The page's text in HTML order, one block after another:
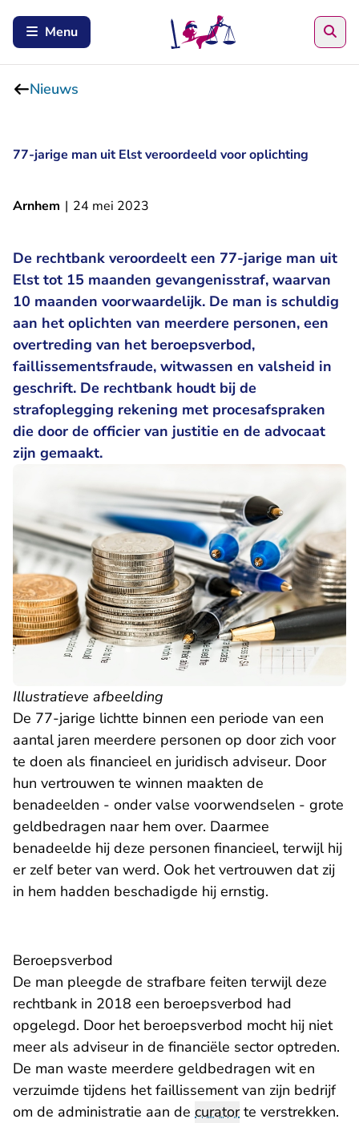
Menu
Nieuws
77-jarige man uit Elst veroordeeld voor oplichting
Arnhem | 24 mei 2023
De rechtbank veroordeelt een 77-jarige man uit
Elst tot 15 maanden gevangenisstraf, waarvan
10 maanden voorwaardelijk. De man is schuldig
aan het oplichten van meerdere personen, een
overtreding van het beroepsverbod,
faillissementsfraude, witwassen en valsheid in
geschrift. De rechtbank houdt bij de
strafoplegging rekening met procesafspraken
die door de officier van justitie en de advocaat
zijn gemaakt.
Illustratieve afbeelding
De 77-jarige lichtte binnen een periode van een
aantal jaren meerdere personen op door zich voor
te doen als financieel en juridisch adviseur. Door
hun vertrouwen te winnen maakten de
benadeelden - onder valse voorwendselen - grote
geldbedragen naar hem over. Daarmee
benadeelde hij deze personen financieel, terwijl hij
er zelf beter van werd. Ook het vertrouwen dat zij
in hem hadden beschadigde hij ernstig.
Beroepsverbod
De man pleegde de strafbare feiten terwijldeze
rechtbank in 2018 een beroepsverbod had
opgelegd. Door het beroepsverbod mocht hij niet
meer als adviseur in de financiële sector optreden.
De man waste meerdere geldbedragen wit en
verzuimde tijdens het faillissement van zijn bedrijf
om de administratie aan de curatorte verstrekken.